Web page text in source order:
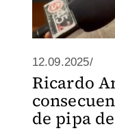
12.09.2025/
Ricardo
de pipa